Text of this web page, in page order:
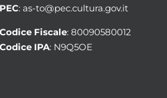
PEC: as-to@pec.cultura.gov.it
Codice Fiscale: 80090580012
Codice IPA: N9Q5OE